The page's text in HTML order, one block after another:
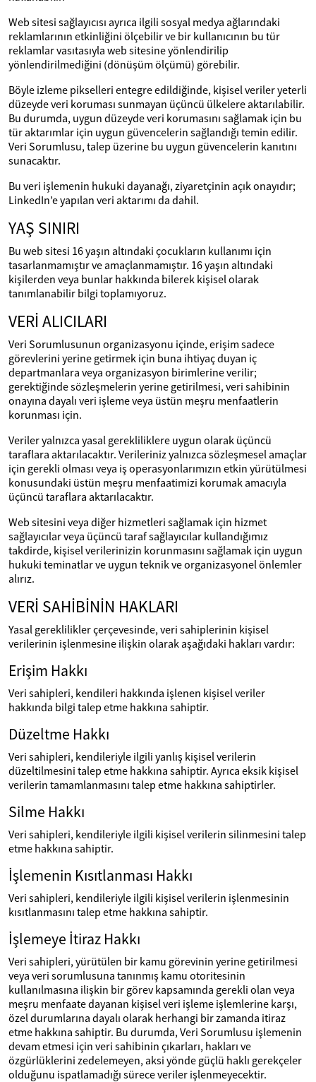
Web sitesi sağlayıcısı ayrıca ilgili sosyal medya ağlarındaki
reklamlarının etkinliğini ölçebilir ve bir kullanıcının bu tür
reklamlar vasıtasıyla web sitesine yönlendirilip
yönlendirilmediğini (dönüşüm ölçümü) görebilir.
Böyle izleme pikselleri entegre edildiğinde, kişisel veriler yeterli
düzeyde veri koruması sunmayan üçüncü ülkelere aktarılabilir.
Bu durumda, uygun düzeyde veri korumasını sağlamak için bu
tür aktarımlar için uygun güvencelerin sağlandığı temin edilir.
Veri Sorumlusu, talep üzerine bu uygun güvencelerin kanıtını
sunacaktır.
Bu veri işlemenin hukuki dayanağı, ziyaretçinin açık onayıdır;
LinkedIn’e yapılan veri aktarımı da dahil.
YAŞ SINIRI
Bu web sitesi 16 yaşın altındaki çocukların kullanımı için
tasarlanmamıştır ve amaçlanmamıştır. 16 yaşın altındaki
kişilerden veya bunlar hakkında bilerek kişisel olarak
tanımlanabilir bilgi toplamıyoruz.
VERİ ALICILARI
Veri Sorumlusunun organizasyonu içinde, erişim sadece
görevlerini yerine getirmek için buna ihtiyaç duyan iç
departmanlara veya organizasyon birimlerine verilir;
gerektiğinde sözleşmelerin yerine getirilmesi, veri sahibinin
onayına dayalı veri işleme veya üstün meşru menfaatlerin
korunması için.
Veriler yalnızca yasal gerekliliklere uygun olarak üçüncü
taraflara aktarılacaktır. Verileriniz yalnızca sözleşmesel amaçlar
için gerekli olması veya iş operasyonlarımızın etkin yürütülmesi
konusundaki üstün meşru menfaatimizi korumak amacıyla
üçüncü taraflara aktarılacaktır.
Web sitesini veya diğer hizmetleri sağlamak için hizmet
sağlayıcılar veya üçüncü taraf sağlayıcılar kullandığımız
takdirde, kişisel verilerinizin korunmasını sağlamak için uygun
hukuki teminatlar ve uygun teknik ve organizasyonel önlemler
alırız.
VERİ SAHİBİNİN HAKLARI
Yasal gereklilikler çerçevesinde, veri sahiplerinin kişisel
verilerinin işlenmesine ilişkin olarak aşağıdaki hakları vardır:
Erişim Hakkı
Veri sahipleri, kendileri hakkında işlenen kişisel veriler
hakkında bilgi talep etme hakkına sahiptir.
Düzeltme Hakkı
Veri sahipleri, kendileriyle ilgili yanlış kişisel verilerin
düzeltilmesini talep etme hakkına sahiptir. Ayrıca eksik kişisel
verilerin tamamlanmasını talep etme hakkına sahiptirler.
Silme Hakkı
Veri sahipleri, kendileriyle ilgili kişisel verilerin silinmesini talep
etme hakkına sahiptir.
İşlemenin Kısıtlanması Hakkı
Veri sahipleri, kendileriyle ilgili kişisel verilerin işlenmesinin
kısıtlanmasını talep etme hakkına sahiptir.
İşlemeye İtiraz Hakkı
Veri sahipleri, yürütülen bir kamu görevinin yerine getirilmesi
veya veri sorumlusuna tanınmış kamu otoritesinin
kullanılmasına ilişkin bir görev kapsamında gerekli olan veya
meşru menfaate dayanan kişisel veri işleme işlemlerine karşı,
özel durumlarına dayalı olarak herhangi bir zamanda itiraz
etme hakkına sahiptir. Bu durumda, Veri Sorumlusu işlemenin
devam etmesi için veri sahibinin çıkarları, hakları ve
özgürlüklerini zedelemeyen, aksi yönde güçlü haklı gerekçeler
olduğunu ispatlamadığı sürece veriler işlenmeyecektir.